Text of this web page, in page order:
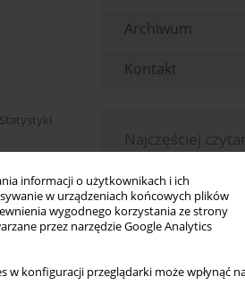
informacji o użytkownikach i ich
w urządzeniach końcowych plików
wygodnego korzystania ze strony
przez narzędzie Google Analytics
w konfiguracji przeglądarki może wpłynąć
Statystyki
Archiwum
Kontakt
Najczęściej
Auto-enrolment in
Comparative OECD
Bibliometric
and Needs of